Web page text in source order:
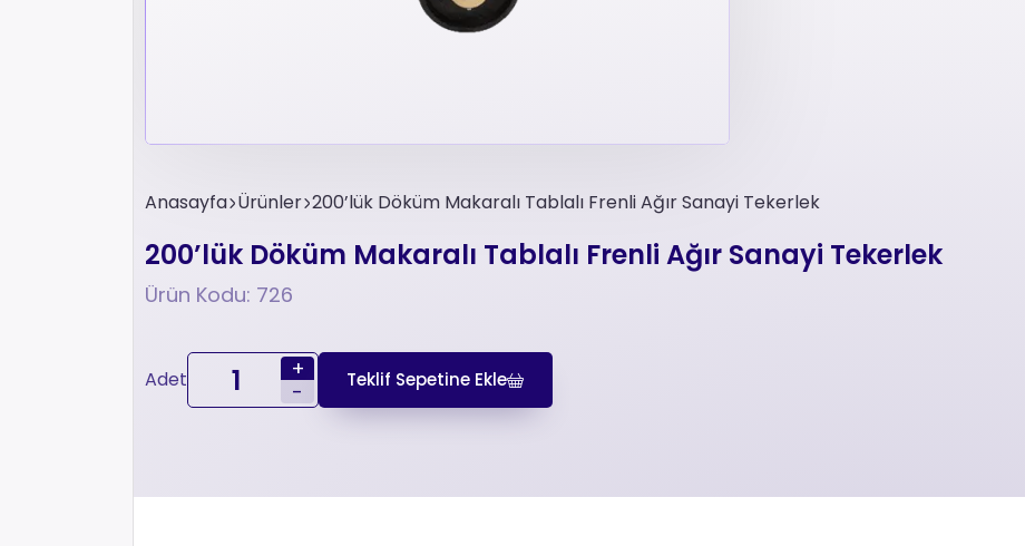
Anasayfa Ürünler 200’lük Döküm Makaralı Tablalı Frenli Ağır Sanayi Tekerlek
200’lük Döküm Makaralı Tablalı Frenli Ağır Sanayi Tekerlek
Ürün Kodu: 726
Adet
+
-
Teklif Sepetine Ekle